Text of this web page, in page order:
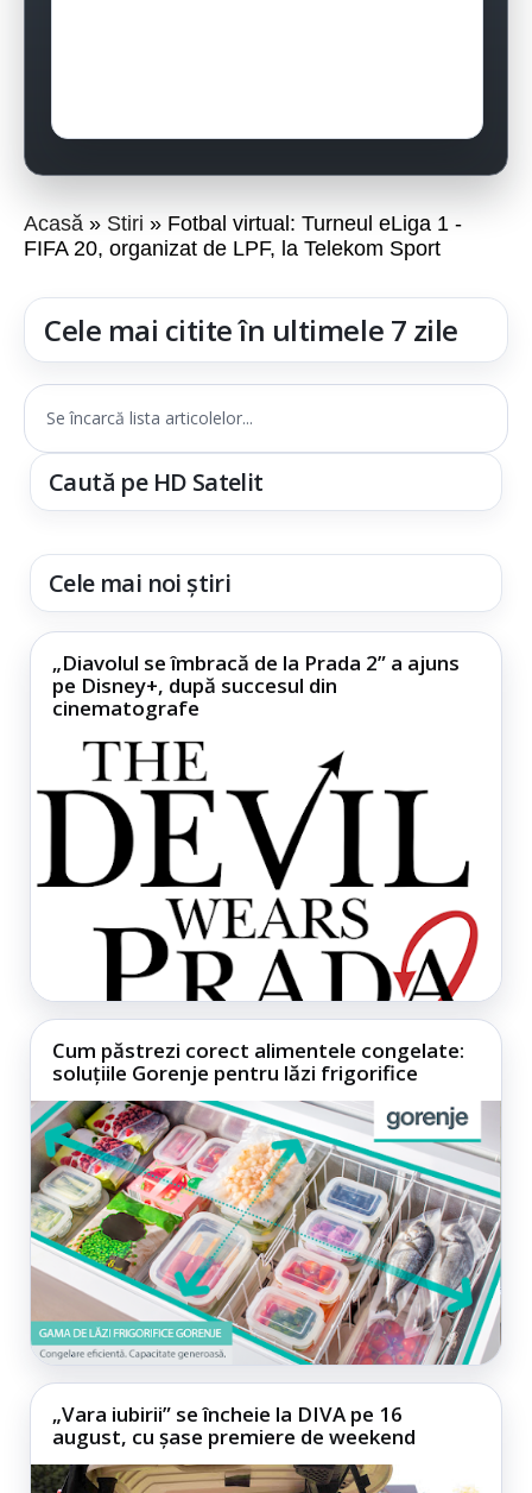
Acasă Stiri
Fotbal virtual: Turneul eLiga 1 -
FIFA 20, organizat de LPF, la Telekom Sport
Cele mai citite în ultimele 7 zile
Se încarcă lista articolelor...
Caută pe HD Satelit
Cele mai noi știri
„Diavolul se îmbracă de la Prada 2” a ajuns
pe Disney+, după succesul din
cinematografe
Cum păstrezi corect alimentele congelate:
soluțiile Gorenje pentru lăzi frigorifice
„Vara iubirii” se încheie la DIVA pe 16
august, cu șase premiere de weekend